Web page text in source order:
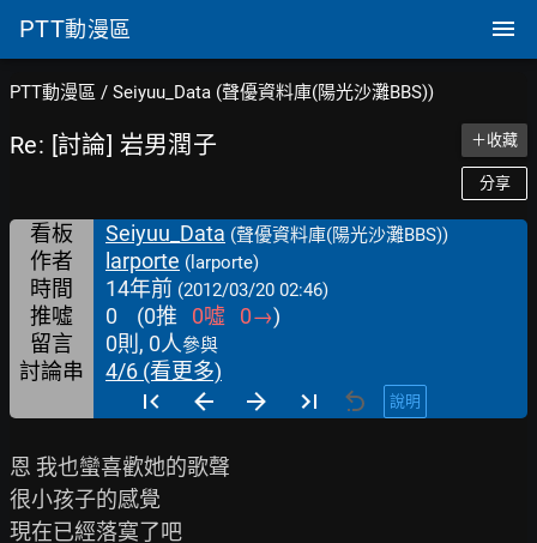
PTT動漫區
PTT動漫區 / Seiyuu_Data (聲優資料庫(陽光沙灘BBS))
Re: [討論] 岩男潤子 ＋收藏
分享
看板 Seiyuu_Data (聲優資料庫(陽光沙灘BBS))
作者 larporte (larporte)
時間 14年前 (2012/03/20 02:46)
推噓 0 (0推 0噓 0→)
留言
0則, 0人參與
討論串 4/6 (看更多)
說明
恩 我也蠻喜歡她的歌聲
很小孩子的感覺
現在已經落寞了吧